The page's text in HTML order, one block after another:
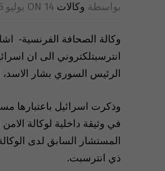
بواسطة وكالات ON 14 يوليو 2015
وكالة الصحافة الفرنسية-
انترسبتلكتروني الى ان
الرئيس السوري بشار الاسد،
وذكرت اسرائيل باعتبارها
في وثيقة داخلية لوكالة
المستشار السابق لدى
ذي انترسبت.